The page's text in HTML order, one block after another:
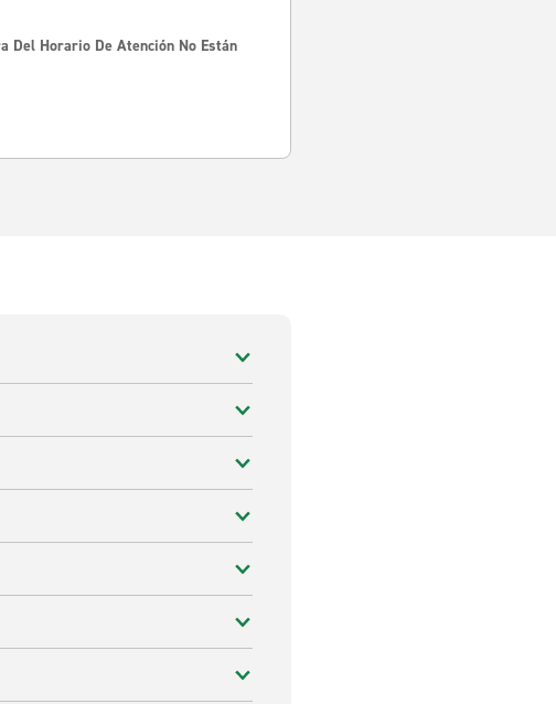
Del Horario De Atención No Están